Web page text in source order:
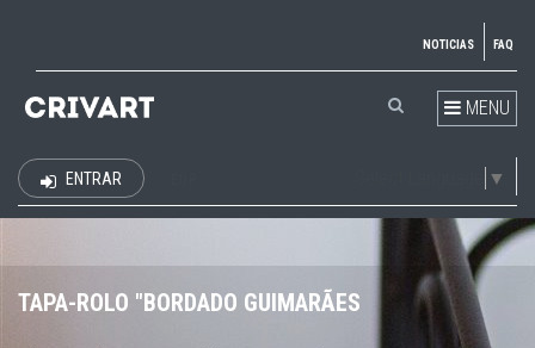
NOTICIAS FAQ
MENU
▼
ENTRAR
TAPA-ROLO "BORDADO GUIMARÃES